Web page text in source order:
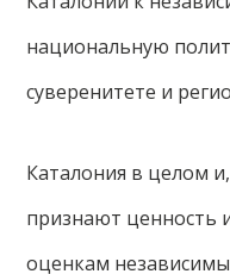
национальную
суверенитете и
Каталония в целом
признают ценность
оценкам